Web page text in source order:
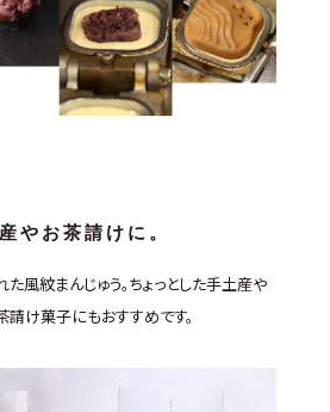
やお茶請けに。
風紋まんじゅう。ちょっとした手土産や
け菓子にもおすすめです。